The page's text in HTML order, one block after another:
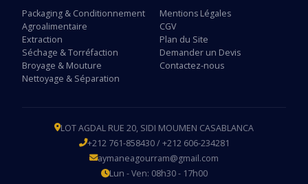
Packaging & Conditionnement
Agroalimentaire
Extraction
Séchage & Torréfaction
Broyage & Mouture
Nettoyage & Séparation
Mentions Légales
CGV
Plan du Site
Demander un Devis
Contactez-nous
LOT AGDAL RUE 20, SIDI MOUMEN CASABLANCA
+212 761-858430 / +212 606-234281
aymaneagourram@gmail.com
Lun - Ven: 08h30 - 17h00